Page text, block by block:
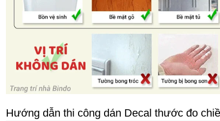
Hướng dẫn thi công dán Decal thước đo